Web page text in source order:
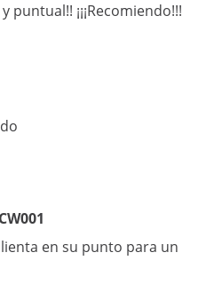
puntual!! ¡¡¡Recomiendo!!!
en su punto para un